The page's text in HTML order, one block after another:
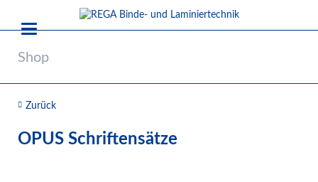
Shop
Zurück
OPUS Schriftensätze